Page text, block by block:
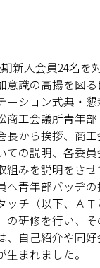
新入会員24名を
意識の高揚を図
ーション式典・
商工会議所青年
長から挨拶、商
ての説明、各委
組みを説明をさ
へ青年部バッヂ
ッチ（以下、Ａ
の研修を行い、
、自己紹介や同好
まれました。